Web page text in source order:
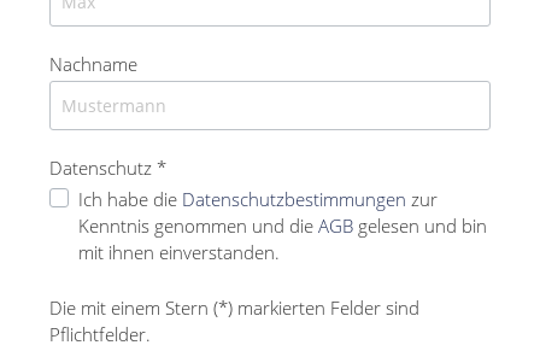
Nachname
Datenschutz *
Ich habe die Datenschutzbestimmungen zur
Kenntnis genommen und die AGB gelesen und bin
mit ihnen einverstanden.
Die mit einem Stern (*) markierten Felder sind
Pflichtfelder.